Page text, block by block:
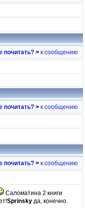
почитать? > к сообщению
почитать? > к сообщению
почитать? > к сообщению
Саломатина 2 книги
Sprinsky да, конечно.